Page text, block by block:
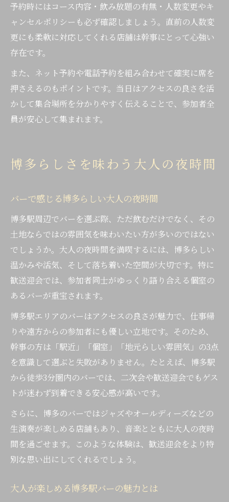
予約時にはコース内容・飲み放題の有無・人数変更やキ
ャンセルポリシーも必ず確認しましょう。直前の人数変
更にも柔軟に対応してくれる店舗は幹事にとって心強い
存在です。
また、ネット予約や電話予約を組み合わせて確実に席を
押さえるのもポイントです。当日はアクセスの良さを活
かして集合場所を分かりやすく伝えることで、参加者全
員が安心して集まれます。
博多らしさを味わう大人の夜時間
バーで感じる博多らしい大人の夜時間
博多駅周辺でバーを選ぶ際、ただ飲むだけでなく、その
土地ならではの雰囲気を味わいたい方が多いのではない
でしょうか。大人の夜時間を満喫するには、博多らしい
温かみや活気、そして落ち着いた空間が大切です。特に
歓送迎会では、参加者同士がゆっくり語り合える個室の
あるバーが重宝されます。
博多駅エリアのバーはアクセスの良さが魅力で、仕事帰
りや遠方からの参加者にも優しい立地です。そのため、
幹事の方は「駅近」「個室」「地元らしい雰囲気」の3点
を意識して選ぶと失敗がありません。たとえば、博多駅
から徒歩3分圏内のバーでは、二次会や歓送迎会でもゲス
トが迷わず到着できる安心感が高いです。
さらに、博多のバーではジャズやオールディーズなどの
生演奏が楽しめる店舗もあり、音楽とともに大人の夜時
間を過ごせます。このような体験は、歓送迎会をより特
別な思い出にしてくれるでしょう。
大人が楽しめる博多駅バーの魅力とは